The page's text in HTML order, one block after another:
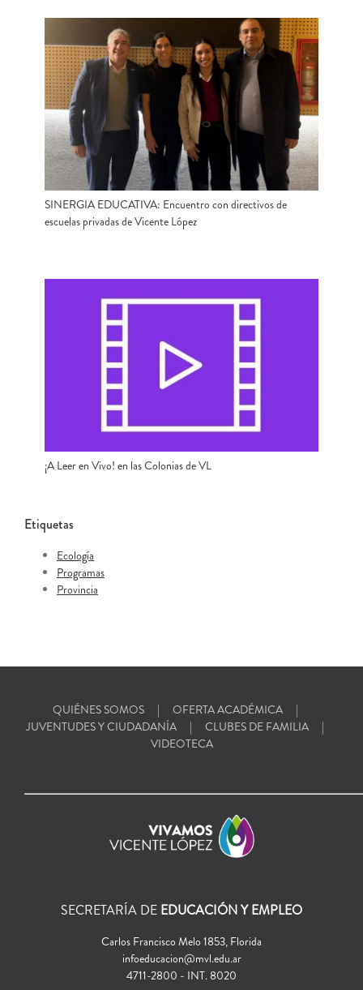
SINERGIA EDUCATIVA: Encuentro con directivos de
escuelas privadas de Vicente López
¡A Leer en Vivo! en las Colonias de VL
Etiquetas
Ecología
Programas
Provincia
QUIÉNES SOMOS
OFERTA ACADÉMICA
JUVENTUDES Y CIUDADANÍA
CLUBES DE FAMILIA
VIDEOTECA
SECRETARÍA DE EDUCACIÓN Y EMPLEO
Carlos Francisco Melo 1853, Florida
infoeducacion@mvl.edu.ar
4711-2800 - INT. 8020